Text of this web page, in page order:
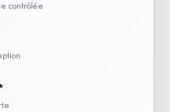
contrôlée